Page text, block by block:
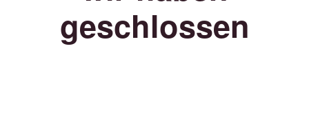
geschlossen